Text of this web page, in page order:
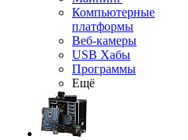
Компьютерные
платформы
Веб-камеры
USB Хабы
Программы
Ещё